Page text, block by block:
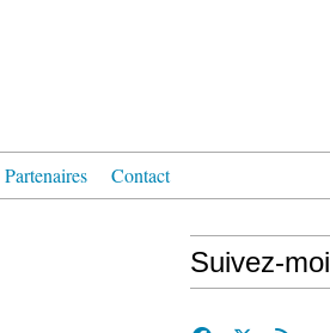
Partenaires Contact
Suivez-moi